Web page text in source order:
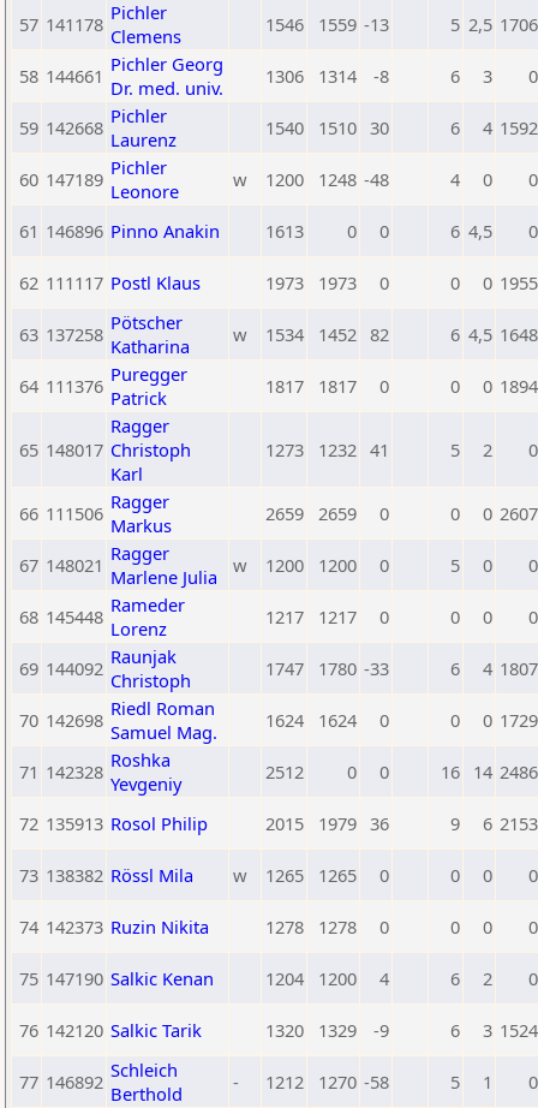
57 141178 Pichler
Clemens
1546 1559 -13 5 2,5 1706
58 144661 Pichler Georg
Dr. med. univ.
1306 1314 -8 6 3 0
59 142668 Pichler
Laurenz
1540 1510 30 6 4 1592
60 147189 Pichler
Leonore
w 1200 1248 -48 4 0 0
61 146896 Pinno Anakin 1613 0 0 6 4,5 0
62 111117 Postl Klaus 1973 1973 0 0 0 1955
63 137258 Pötscher
Katharina
w 1534 1452 82 6 4,5 1648
64 111376 Puregger
Patrick
1817 1817 0 0 0 1894
65 148017
Ragger
Christoph
Karl
1273 1232 41 5 2 0
66 111506 Ragger
Markus
2659 2659 0 0 0 2607
67 148021 Ragger
Marlene Julia
w 1200 1200 0 5 0 0
68 145448 Rameder
Lorenz
1217 1217 0 0 0 0
69 144092 Raunjak
Christoph
1747 1780 -33 6 4 1807
70 142698 Riedl Roman
Samuel Mag.
1624 1624 0 0 0 1729
71 142328 Roshka
Yevgeniy
2512 0 0 16 14 2486
72 135913 Rosol Philip 2015 1979 36 9 6 2153
73 138382 Rössl Mila w 1265 1265 0 0 0 0
74 142373 Ruzin Nikita 1278 1278 0 0 0 0
75 147190 Salkic Kenan 1204 1200 4 6 2 0
76 142120 Salkic Tarik 1320 1329 -9 6 3 1524
77 146892 Schleich
Berthold
- 1212 1270 -58 5 1 0